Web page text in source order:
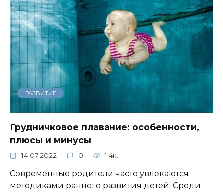
РАЗВИТИЕ
Грудничковое плавание: особенности,
плюсы и минусы
14.07.2022 0 1.4к.
Современные родители часто увлекаются
методиками раннего развития детей. Среди